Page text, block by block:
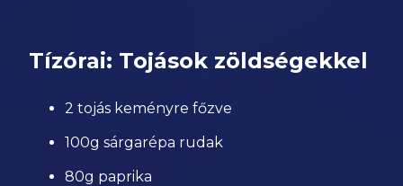
Tízórai: Tojások zöldségekkel
2 tojás keményre főzve
100g sárgarépa rudak
80g paprika